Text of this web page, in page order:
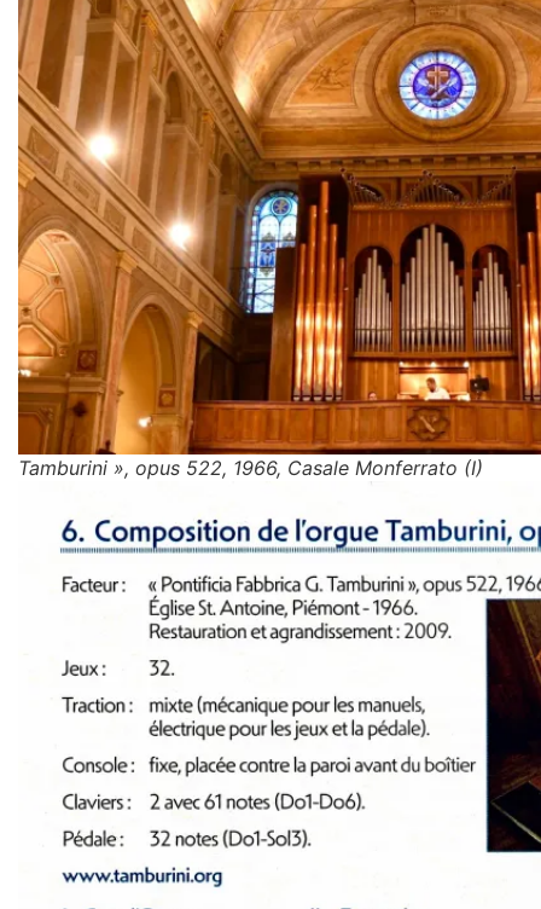
Tamburini », opus 522, 1966, Casale Monferrato (I)